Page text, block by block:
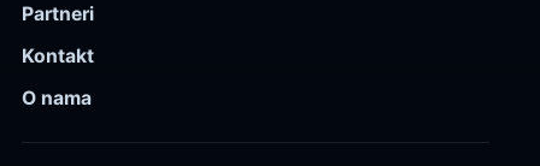
Partneri
Kontakt
O nama